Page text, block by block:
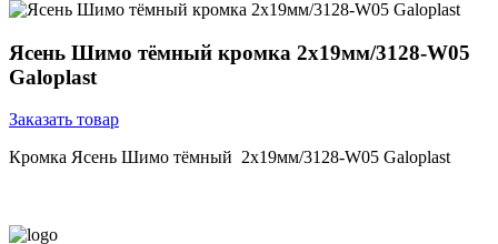
Ясень Шимо тёмный кромка 2х19мм/3128-W05
Galoplast
Заказать товар
Кромка Ясень Шимо тёмный 2х19мм/3128-W05 Galoplast